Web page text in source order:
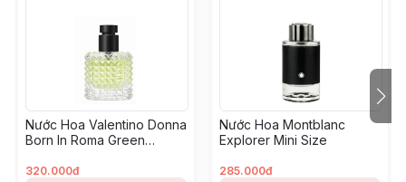
hương, nốt hương kim loại, hương nước, than đá, và
tinh chất đất, mang đến một cảm giác mới mẻ và khác
biệt. Hương cuối với Ambroxan và hoắc hương tạo nên
chiều sâu ấm áp và nam tính, để lại dấu ấn khó quên.
Luna Rossa Carbon là lựa chọn hoàn hảo cho những
quý ông yêu thích phong cách trẻ trung, năng động
nhưng vẫn giữ được sự lịch lãm và cuốn hút. Phù hợp
Nước Hoa Valentino Donna
Born In Roma Green
320.000đ
Nước Hoa Montblanc
Explorer Mini Size
285.000đ